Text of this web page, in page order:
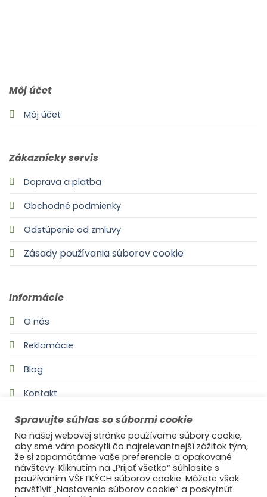
Môj účet
Môj účet
Zákaznícky servis
Doprava a platba
Obchodné podmienky
Odstúpenie od zmluvy
Zásady používania súborov cookie
Informácie
O nás
Reklamácie
Blog
Kontakt
©2021Ufonaut - Webcreation
Spravujte súhlas so súbormi cookie
Na našej webovej stránke používame súbory cookie,
aby sme vám poskytli čo najrelevantnejší zážitok tým,
že si zapamätáme vaše preferencie a opakované
návštevy. Kliknutím na „Prijať všetko“ súhlasíte s
používaním VŠETKÝCH súborov cookie. Môžete však
navštíviť „Nastavenia súborov cookie“ a poskytnúť